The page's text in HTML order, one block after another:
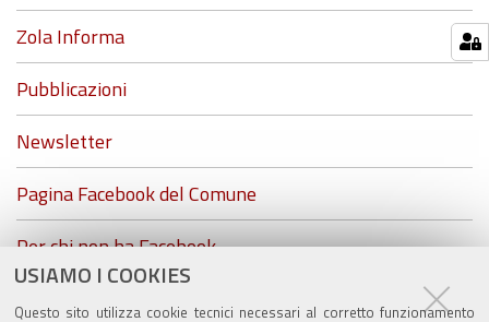
USIAMO I COOKIES
Questo sito utilizza cookie tecnici necessari al corretto funzionamento
Zola Informa
Pubblicazioni
Newsletter
Pagina Facebook del Comune
Per chi non ha Facebook...
ZolaGram - il canale Telegram del Comune di Zola